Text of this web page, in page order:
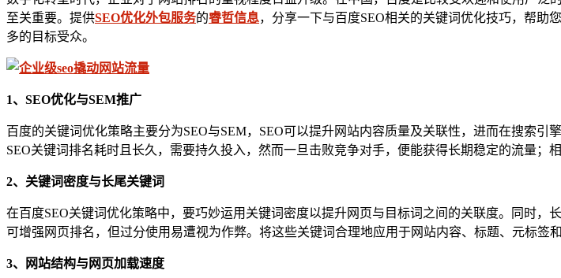
至关重要。提供SEO优化外包服务的睿哲信息，分享一下与百度SEO相关的关键词优化技巧，帮助
多的目标受众。
1、SEO优化与SEM推广
百度的关键词优化策略主要分为SEO与SEM，SEO可以提升网站内容质量及关联性，进而在搜索
SEO关键词排名耗时且长久，需要持久投入，然而一旦击败竞争对手，便能获得长期稳定的流量；
2、 关键词密度与长尾关键词
在百度SEO关键词优化策略中，要巧妙运用关键词密度以提升网页与目标词之间的关联度。同时
可增强网页排名，但过分使用易遭视为作弊。将这些关键词合理地应用于网站内容、标题、元标签
3、 网站结构与网页加载速度